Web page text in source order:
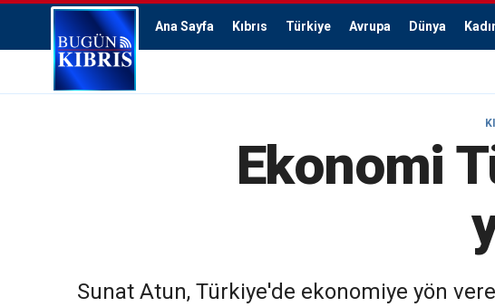
Ana Sayfa Kıbrıs Türkiye Avrupa Dünya
Ekonomi
Sunat Atun, Türkiye'de ekonomiye yön